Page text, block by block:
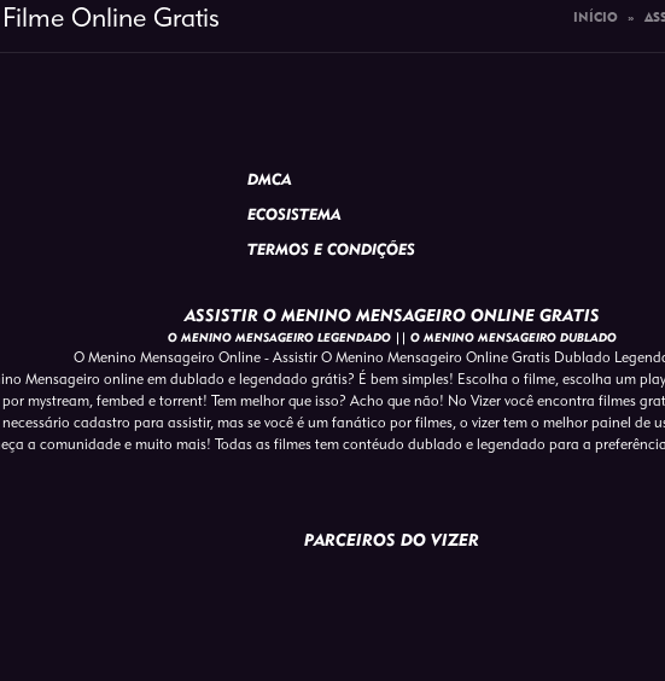
Online Gratis INÍCIO »
DMCA
ECOSISTEMA
TERMOS E CONDIÇÕES
ASSISTIR O MENINO MENSAGEIRO ONLINE GRATIS
O MENINO MENSAGEIRO LEGENDADO || O MENINO MENSAGEIRO DUBLADO
O Menino Mensageiro Online - Assistir O Menino Mensageiro Online Gratis Dublado
Mensageiro online em dublado e legendado grátis? É bem simples! Escolha o filme, escolha um
mystream, fembed e torrent! Tem melhor que isso? Acho que não! No Vizer você encontra filmes
cadastro para assistir, mas se você é um fanático por filmes, o vizer tem o melhor painel de
a comunidade e muito mais! Todas as filmes tem contéudo dublado e legendado para a
PARCEIROS DO VIZER